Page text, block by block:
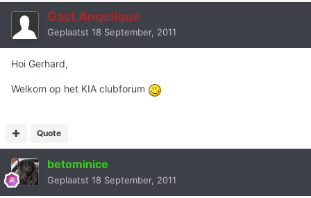
Gast Angelique
Geplaatst 18 September, 2011
Hoi Gerhard,
Welkom op het KIA clubforum
Quote
betominice
Geplaatst 18 September, 2011